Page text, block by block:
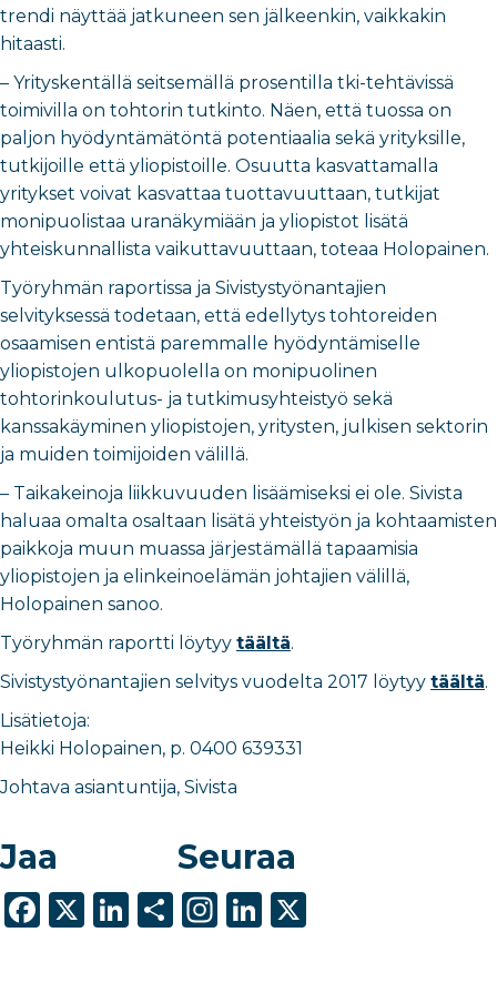
trendi näyttää jatkuneen sen jälkeenkin, vaikkakin
hitaasti.
– Yrityskentällä seitsemällä prosentilla tki-tehtävissä
toimivilla on tohtorin tutkinto. Näen, että tuossa on
paljon hyödyntämätöntä potentiaalia sekä yrityksille,
tutkijoille että yliopistoille. Osuutta kasvattamalla
yritykset voivat kasvattaa tuottavuuttaan, tutkijat
monipuolistaa uranäkymiään ja yliopistot lisätä
yhteiskunnallista vaikuttavuuttaan, toteaa Holopainen.
Työryhmän raportissa ja Sivistystyönantajien
selvityksessä todetaan, että edellytys tohtoreiden
osaamisen entistä paremmalle hyödyntämiselle
yliopistojen ulkopuolella on monipuolinen
tohtorinkoulutus- ja tutkimusyhteistyö sekä
kanssakäyminen yliopistojen, yritysten, julkisen sektorin
ja muiden toimijoiden välillä.
– Taikakeinoja liikkuvuuden lisäämiseksi ei ole. Sivista
haluaa omalta osaltaan lisätä yhteistyön ja kohtaamisten
paikkoja muun muassa järjestämällä tapaamisia
yliopistojen ja elinkeinoelämän johtajien välillä,
Holopainen sanoo.
Työryhmän raportti löytyy täältä.
Sivistystyönantajien selvitys vuodelta 2017 löytyy täältä.
Lisätietoja:
Heikki Holopainen, p. 0400 639331
Johtava asiantuntija, Sivista
Jaa
F
X
Li S
Seuraa
In Li